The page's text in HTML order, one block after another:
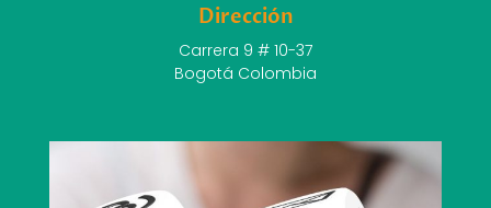
Dirección
Carrera 9 # 10-37
Bogotá Colombia